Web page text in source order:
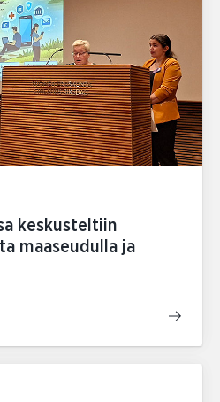
keskusteltiin
maaseudulla ja